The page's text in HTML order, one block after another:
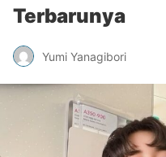
Terbarunya
Yumi Yanagibori